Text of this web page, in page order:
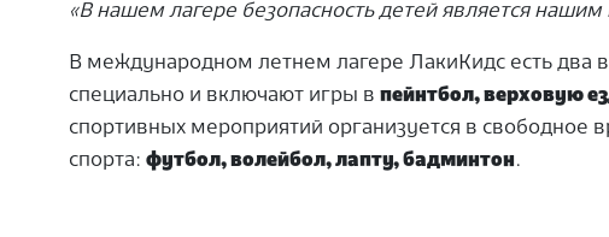
«В нашем лагере безопасность детей является
В международном летнем лагере ЛакиКидс есть два
специально и включают игры в пейнтбол, верховую
спортивных мероприятий организуется в
спорта: футбол, волейбол, лапту, бадминтон.